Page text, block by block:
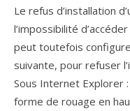
Le refus d’installation
l’impossibilité
peut toutefois
suivante, pour refuser
Sous Internet Explorer
forme de rouage en